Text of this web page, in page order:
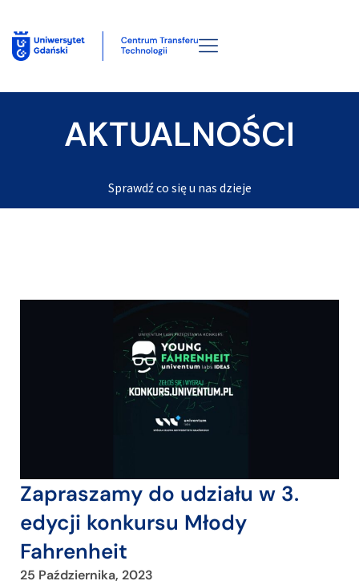
AKTUALNOŚCI
Sprawdź co się u nas dzieje
Zapraszamy do udziału w 3.
edycji konkursu Młody
Fahrenheit
25 Października, 2023